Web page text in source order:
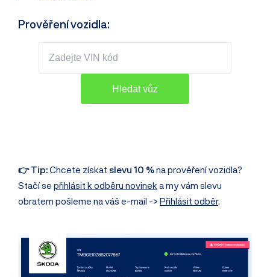
Prověření vozidla:
👉 Tip:Chcete získat slevu 10 %na prověření vozidla?
Stačí se přihlásit k odběru novinek a my vám slevu
obratem pošleme na váš e-mail -> Přihlásit odběr.